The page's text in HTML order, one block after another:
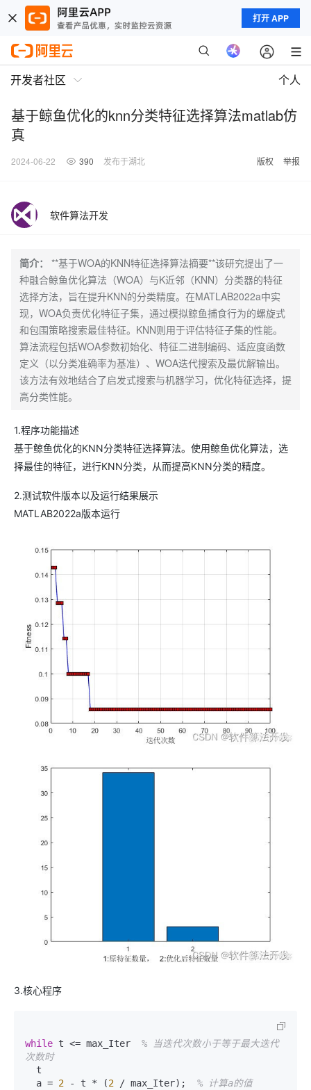
打开 APP
开发者社区 个人
基于鲸鱼优化的knn分类特征选择算法matlab仿
真
2024-06-22 390 发布于湖北 版权 举报
软件算法开发
简介：
**基于WOA的KNN特征选择算法摘要**该研究提出了一
种融合鲸鱼优化算法（WOA）与K近邻（KNN）分类器的特征
选择方法，旨在提升KNN的分类精度。在MATLAB2022a中实
现，WOA负责优化特征子集，通过模拟鲸鱼捕食行为的螺旋式
和包围策略搜索最佳特征。KNN则用于评估特征子集的性能。
算法流程包括WOA参数初始化、特征二进制编码、适应度函数
定义（以分类准确率为基准）、WOA迭代搜索及最优解输出。
该方法有效地结合了启发式搜索与机器学习，优化特征选择，提
高分类性能。
1.程序功能描述
基于鲸鱼优化的KNN分类特征选择算法。使用鲸鱼优化算法，选
择最佳的特征，进行KNN分类，从而提高KNN分类的精度。
2.测试软件版本以及运行结果展示
MATLAB2022a版本运行
3.核心程序
while t <= max_Iter % 当迭代次数小于等于最大迭代
次数时
  a =
2 - t * (2 / max_Iter); % 计算a的值